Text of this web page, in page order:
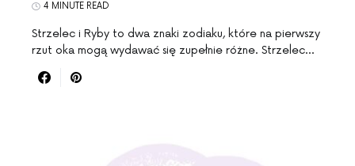
4 MINUTE READ
Strzelec i Ryby to dwa znaki zodiaku, które na pierwszy
rzut oka mogą wydawać się zupełnie różne. Strzelec…